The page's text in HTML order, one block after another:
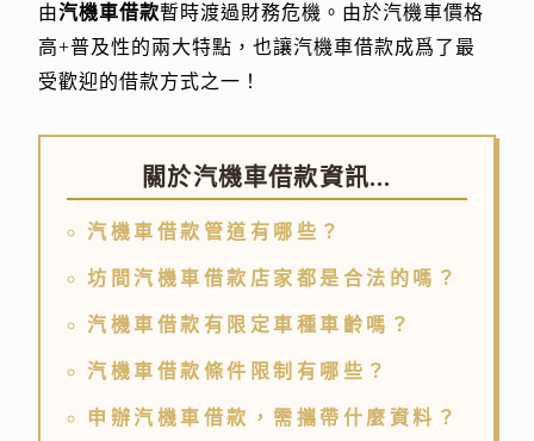
由汽機車借款暫時渡過財務危機。由於汽機車價格
高+普及性的兩大特點，也讓汽機車借款成爲了最
受歡迎的借款方式之一！
關於汽機車借款資訊...
汽機車借款管道有哪些？
坊間汽機車借款店家都是合法的嗎？
汽機車借款有限定車種車齡嗎？
汽機車借款條件限制有哪些？
申辦汽機車借款，需攜帶什麼資料？